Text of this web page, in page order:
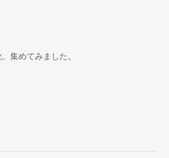
集めてみました。